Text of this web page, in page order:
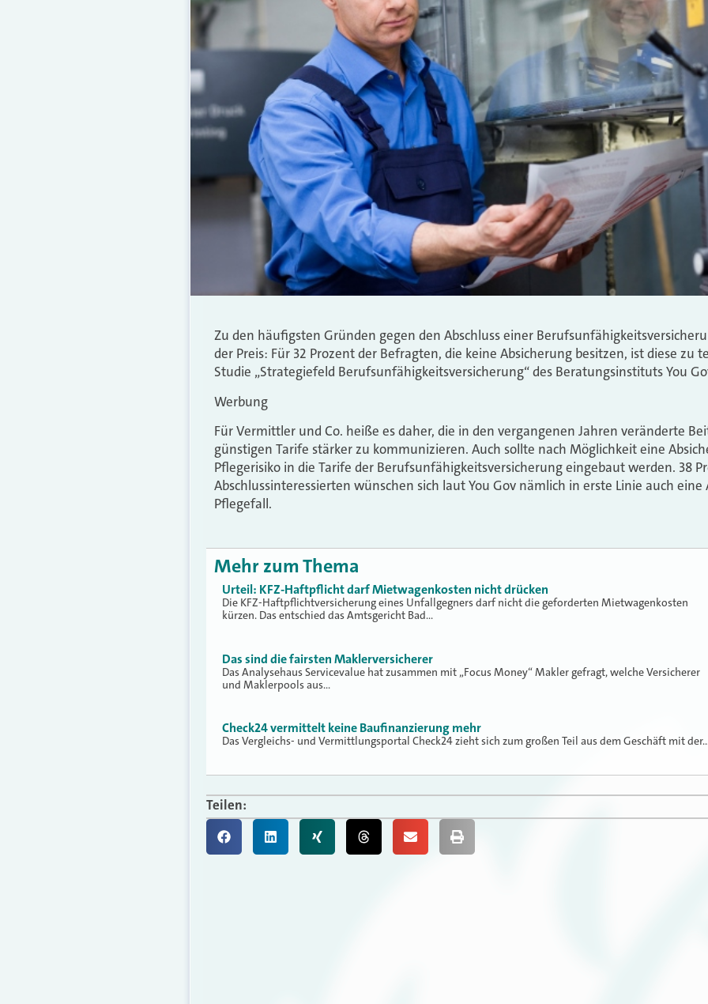
Zu den häufigsten Gründen gegen den Abschluss einer
der Preis: Für 32 Prozent der Befragten, die keine Absicherung besitzen, ist diese zu
Studie „Strategiefeld Berufsunfähigkeitsversicherung“ des Beratungsinstituts You
Werbung
Für Vermittler und Co. heiße es daher, die in den vergangenen Jahren veränderte
günstigen Tarife stärker zu kommunizieren. Auch sollte nach Möglichkeit eine
Pflegerisiko in die Tarife der Berufsunfähigkeitsversicherung eingebaut werden. 38
Abschlussinteressierten wünschen sich laut You Gov nämlich in erste Linie auch eine
Pflegefall.
Mehr zum Thema
Urteil: KFZ-Haftpflicht darf Mietwagenkosten nicht drücken
Die KFZ-Haftpflichtversicherung eines Unfallgegners darf nicht die geforderten Mietwagenkosten
kürzen. Das entschied das Amtsgericht Bad…
Das sind die fairsten Maklerversicherer
Das Analysehaus Servicevalue hat zusammen mit „Focus Money“ Makler gefragt, welche Versicherer
und Maklerpools aus…
Check24 vermittelt keine Baufinanzierung mehr
Das Vergleichs- und Vermittlungsportal Check24 zieht sich zum großen Teil aus dem Geschäft mit
Teilen: